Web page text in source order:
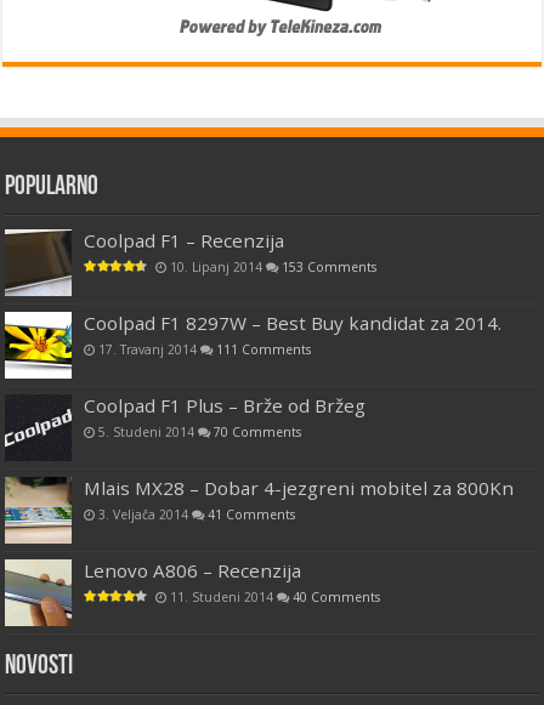
Popularno
Coolpad F1 – Recenzija
10. Lipanj 2014 153 Comments
Coolpad F1 8297W – Best Buy kandidat za 2014.
17. Travanj 2014 111 Comments
Coolpad F1 Plus – Brže od Bržeg
5. Studeni 2014 70 Comments
Mlais MX28 – Dobar 4-jezgreni mobitel za 800Kn
3. Veljača 2014 41 Comments
Lenovo A806 – Recenzija
11. Studeni 2014 40 Comments
Novosti